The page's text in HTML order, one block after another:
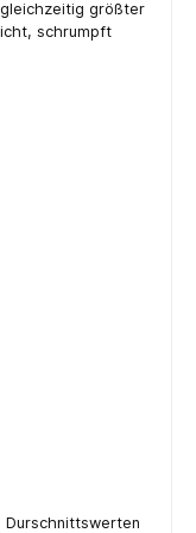
größter
schrumpft
Durschnittswerten